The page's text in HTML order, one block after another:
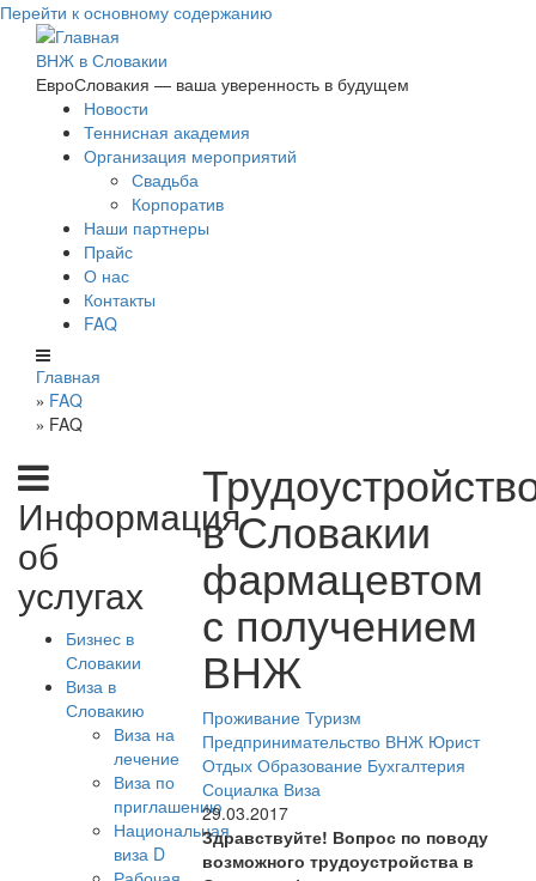
Перейти к основному содержанию
ВНЖ в Словакии
ЕвроСловакия — ваша уверенность в будущем
Новости
Теннисная академия
Организация мероприятий
Свадьба
Корпоратив
Наши партнеры
Прайс
О нас
Контакты
FAQ
Главная
» FAQ
» FAQ
Информация
об
услугах
Бизнес в
Словакии
Виза в
Словакию
Виза на
лечение
Виза по
приглашению
Национальная
виза D
в Словакии
фармацевтом
с получением
ВНЖ
Проживание Туризм
Предпринимательство ВНЖ Юрист
Отдых Образование Бухгалтерия
Социалка Виза
29.03.2017
Здравствуйте! Вопрос по поводу
возможного трудоустройства в